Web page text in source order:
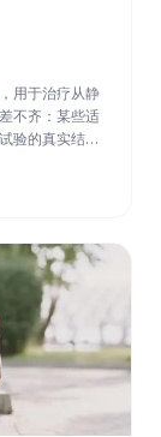
用于治疗从静
不齐：某些适
验的真实结